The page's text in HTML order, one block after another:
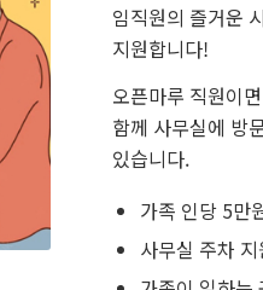
임직원의 즐거운
지원합니다!
오픈마루 직원이
함께 사무실에 방
있습니다.
가족 인당 5만
사무실 주차 지